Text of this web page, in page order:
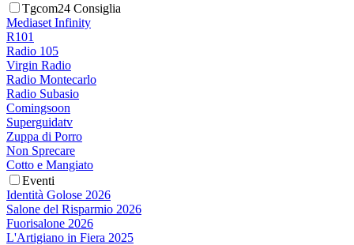
Tgcom24 Consiglia
Mediaset Infinity
R101
Radio 105
Virgin Radio
Radio Montecarlo
Radio Subasio
Comingsoon
Superguidatv
Zuppa di Porro
Non Sprecare
Cotto e Mangiato
Eventi
Identità Golose 2026
Salone del Risparmio 2026
Fuorisalone 2026
L'Artigiano in Fiera 2025